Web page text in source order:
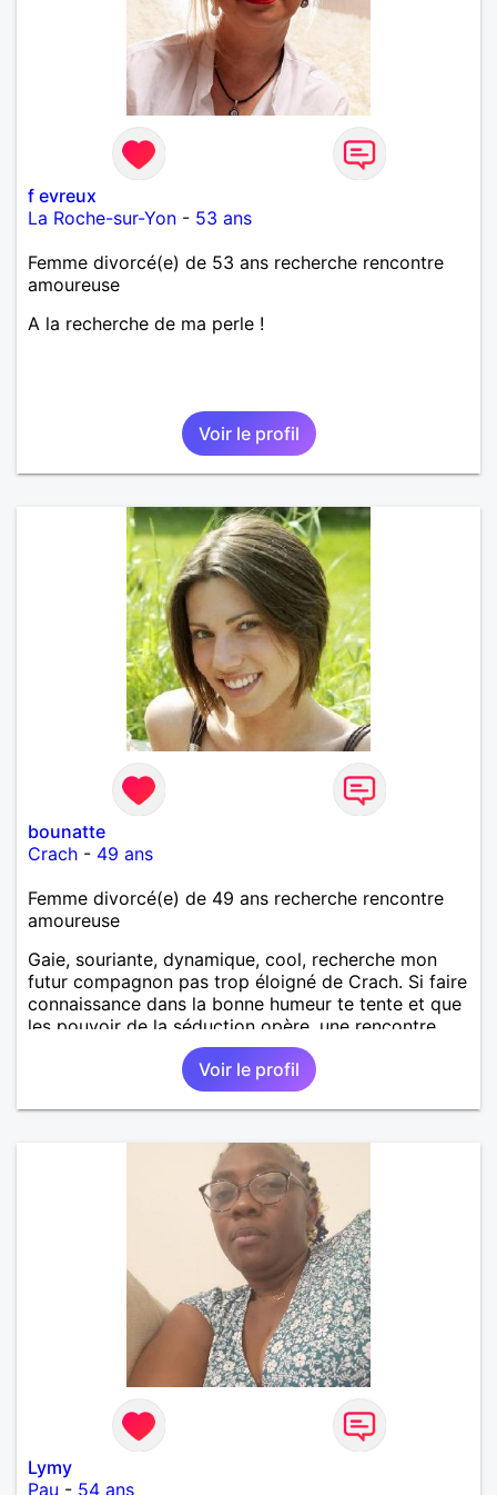
f evreux
La Roche-sur-Yon - 53 ans
Femme divorcé(e) de 53 ans recherche rencontre
amoureuse
A la recherche de ma perle !
Voir le profil
bounatte
Crach - 49 ans
Femme divorcé(e) de 49 ans recherche rencontre
amoureuse
Gaie, souriante, dynamique, cool, recherche mon
futur compagnon pas trop éloigné de Crach. Si faire
connaissance dans la bonne humeur te tente et que
les pouvoir de la séduction opère, une rencontre
galante s'imposera !
Voir le profil
Lymy
Pau - 54 ans